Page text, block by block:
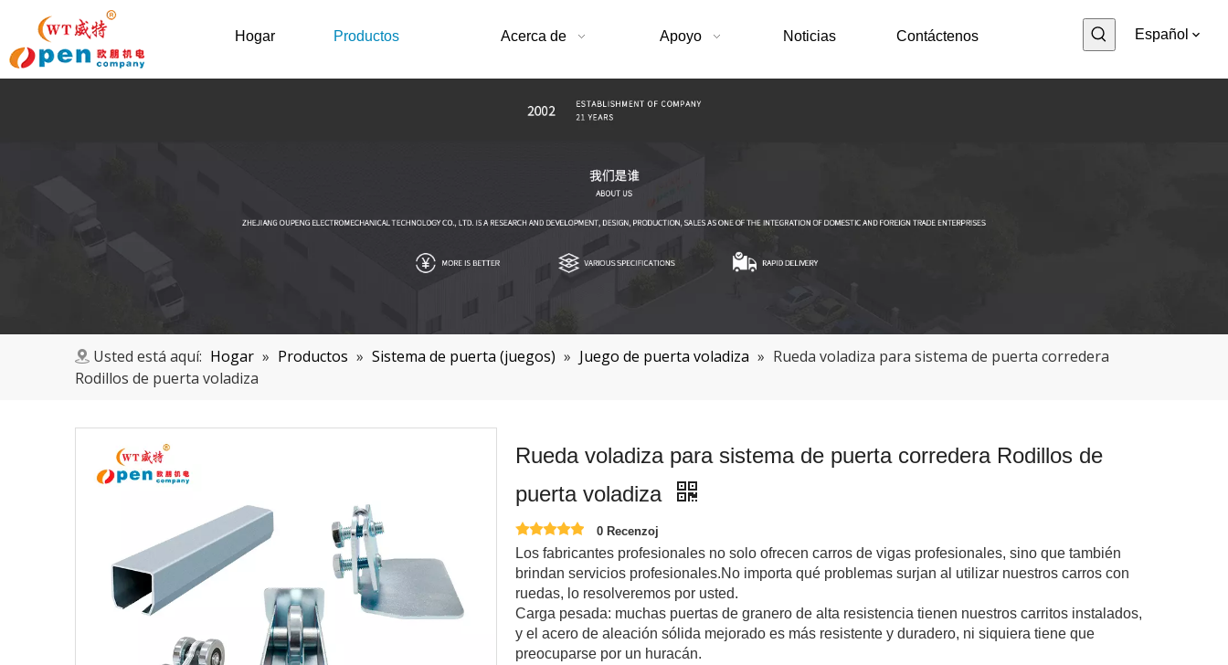
Hogar Productos Acerca de Apoyo Noticias Contáctenos Español
Usted está aquí: Hogar » Productos » Sistema de puerta (juegos) » Juego de puerta voladiza » Rueda voladiza para sistema de puerta corredera
Rodillos de puerta voladiza
Rueda voladiza para sistema de puerta corredera Rodillos de
puerta voladiza
0 Recenzoj
Los fabricantes profesionales no solo ofrecen carros de vigas profesionales, sino que también
brindan servicios profesionales.No importa qué problemas surjan al utilizar nuestros carros con
ruedas, lo resolveremos por usted.
Carga pesada: muchas puertas de granero de alta resistencia tienen nuestros carritos instalados,
y el acero de aleación sólida mejorado es más resistente y duradero, ni siquiera tiene que
preocuparse por un huracán.